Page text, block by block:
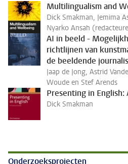
Multilingualism and
Dick Smakman, Jemima
Nyarko Ansah
AI in beeld -
richtlijnen van
de beeldende
Jaap de Jong, Astrid
Woude en Stef Arends
Presenting in English:
Dick Smakman
Onderzoeksprojecten